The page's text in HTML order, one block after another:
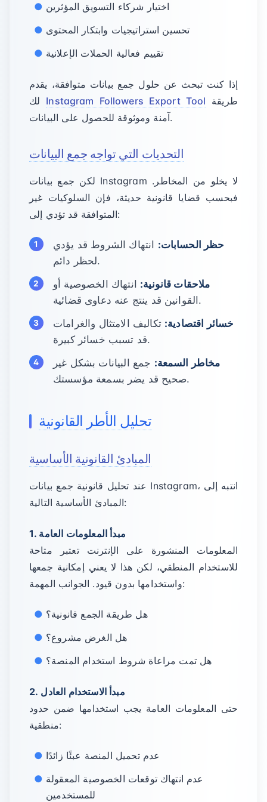
اختيار شركاء التسويق المؤثرين
تحسين استراتيجيات وابتكار المحتوى
تقييم فعالية الحملات الإعلانية
إذا كنت تبحث عن حلول جمع بيانات متوافقة، يقدم
Instagram Followers Export Tool
آمنة وموثوقة للحصول على البيانات.
التحديات التي تواجه جمع البيانات
لكن جمع بيانات Instagram لا يخلو من المخاطر.
فبحسب قضايا قانونية حديثة، فإن السلوكيات غير
المتوافقة قد تؤدي إلى:
حظر الحسابات: انتهاك الشروط قد يؤدي
لحظر دائم.
ملاحقات قانونية: انتهاك الخصوصية أو
القوانين قد ينتج عنه دعاوى قضائية.
خسائر اقتصادية: تكاليف الامتثال والغرامات
قد تسبب خسائر كبيرة.
مخاطر السمعة: جمع البيانات بشكل غير
صحيح قد يضر بسمعة مؤسستك.
تحليل الأطر القانونية
المبادئ القانونية الأساسية
عند تحليل قانونية جمع بيانات Instagram، انتبه إلى
المبادئ الأساسية التالية:
1. مبدأ المعلومات العامة
المعلومات المنشورة على الإنترنت تعتبر متاحة
للاستخدام المنطقي، لكن هذا لا يعني إمكانية جمعها
واستخدامها بدون قيود. الجوانب المهمة:
هل طريقة الجمع قانونية؟
هل الغرض مشروع؟
هل تمت مراعاة شروط استخدام المنصة؟
2. مبدأ الاستخدام العادل
حتى المعلومات العامة يجب استخدامها ضمن حدود
منطقية:
عدم تحميل المنصة عبئًا زائدًا
عدم انتهاك توقعات الخصوصية المعقولة
للمستخدمين